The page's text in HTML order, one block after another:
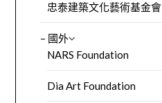
忠泰建築文化藝術基金會
– 國外
NARS Foundation
Dia Art Foundation